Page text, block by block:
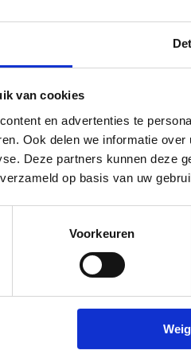
van cookies
en advertenties te
Ook delen we informatie
Deze partners kunnen deze
op basis van uw
Voorkeuren